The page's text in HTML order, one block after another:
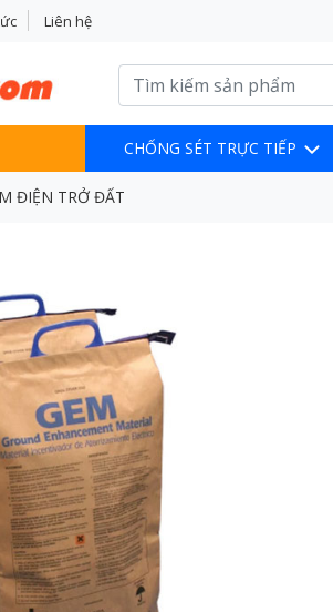
Liên hệ
CHỐNG SÉT TRỰC TIẾP
ĐIỆN TRỞ ĐẤT